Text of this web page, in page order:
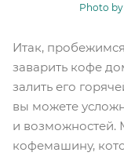
Photo by
Итак,
заварить кофе
залить его
вы можете
и возможностей.
кофемашину,